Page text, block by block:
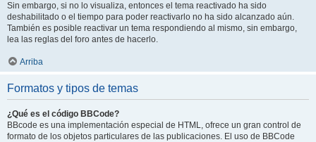
Sin embargo, si no lo visualiza, entonces el tema reactivado ha sido
deshabilitado o el tiempo para poder reactivarlo no ha sido alcanzado aún.
También es posible reactivar un tema respondiendo al mismo, sin embargo,
lea las reglas del foro antes de hacerlo.
Arriba
Formatos y tipos de temas
¿Qué es el código BBCode?
BBcode es una implementación especial de HTML, ofrece un gran control de
formato de los objetos particulares de las publicaciones. El uso de BBCode